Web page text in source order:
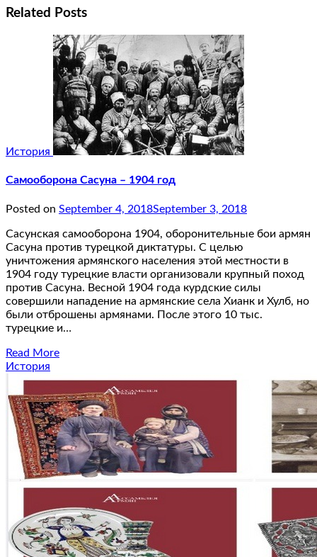
Related Posts
История
Самооборона Сасуна – 1904 год
Posted on September 4, 2018September 3, 2018
Сасунская самооборона 1904, оборонительные бои армян
Сасуна против турецкой диктатуры. С целью
уничтожения армянского населения этой местности в
1904 году турецкие власти организовали крупный поход
против Сасуна. Весной 1904 года курдские силы
совершили нападение на армянские села Хианк и Хулб, но
были отброшены армянами. После этого 10 тыс.
турецкие и…
Read More
История